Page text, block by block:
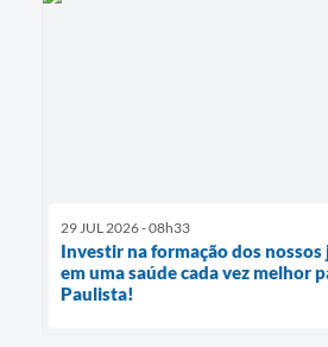
29 JUL 2026 - 08h33
Investir na formação dos
em uma saúde cada vez melhor
Paulista!